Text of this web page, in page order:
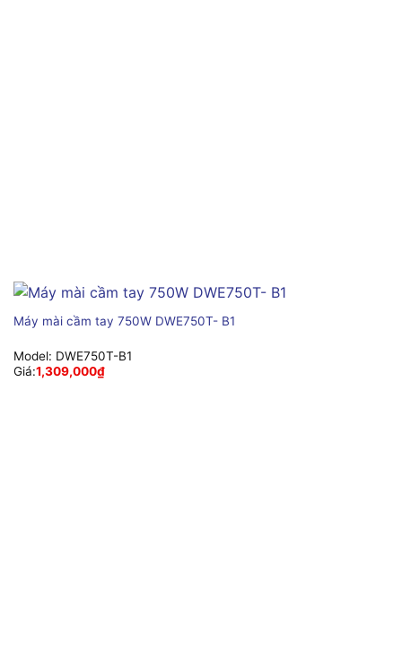
Máy mài cầm tay 750W DWE750T- B1
Model: DWE750T-B1
Giá:1,309,000₫